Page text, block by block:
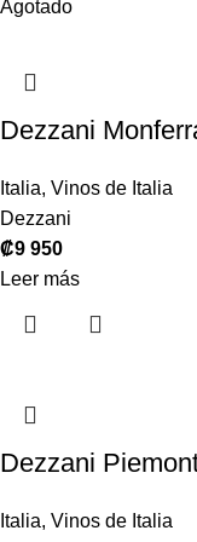
Agotado
Dezzani
Italia, Vinos de Italia
Dezzani
₡9 950
Leer más
Dezzani
Italia, Vinos de Italia